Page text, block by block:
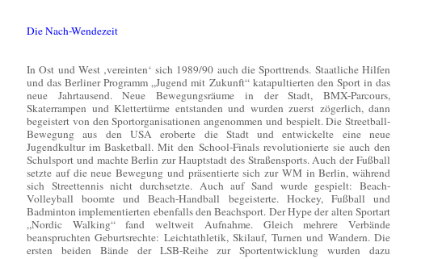
Die Nach-Wendezeit
In Ost und West ‚vereinten‘ sich 1989/90 auch die Sporttrends. Staatliche Hilfen
und das Berliner Programm „Jugend mit Zukunft“ katapultierten den Sport in das
neue Jahrtausend. Neue Bewegungsräume in der Stadt, BMX-Parcours,
Skaterrampen und Klettertürme entstanden und wurden zuerst zögerlich, dann
begeistert von den Sportorganisationen angenommen und bespielt. Die Streetball-
Bewegung aus den USA eroberte die Stadt und entwickelte eine neue
Jugendkultur im Basketball. Mit den School-Finals revolutionierte sie auch den
Schulsport und machte Berlin zur Hauptstadt des Straßensports. Auch der Fußball
setzte auf die neue Bewegung und präsentierte sich zur WM in Berlin, während
sich Streettennis nicht durchsetzte. Auch auf Sand wurde gespielt: Beach-
Volleyball boomte und Beach-Handball begeisterte. Hockey, Fußball und
Badminton implementierten ebenfalls den Beachsport. Der Hype der alten Sportart
„Nordic Walking“ fand weltweit Aufnahme. Gleich mehrere Verbände
beanspruchten Geburtsrechte: Leichtathletik, Skilauf, Turnen und Wandern. Die
ersten beiden Bände der LSB-Reihe zur Sportentwicklung wurden dazu